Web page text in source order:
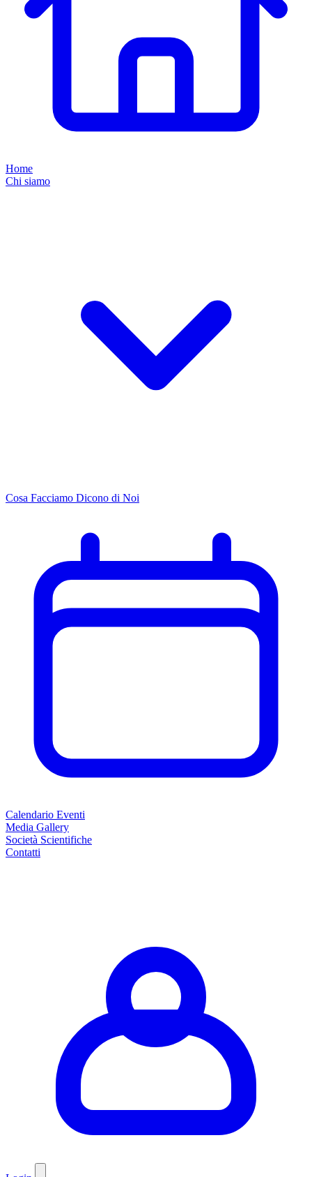
Home
Chi siamo
Cosa Facciamo Dicono di Noi
Calendario Eventi
Media Gallery
Società Scientifiche
Contatti